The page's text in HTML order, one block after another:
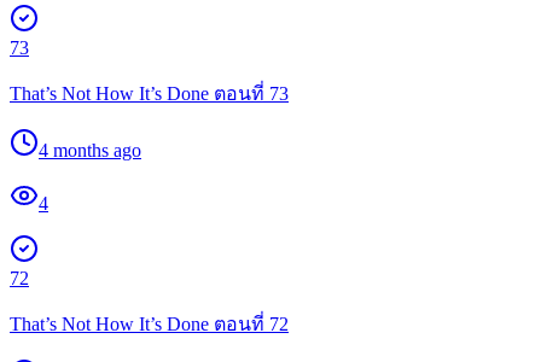
73
That’s Not How It’s Done ตอนที่ 73
4 months ago
4
72
That’s Not How It’s Done ตอนที่ 72